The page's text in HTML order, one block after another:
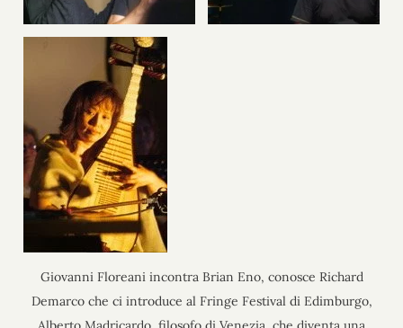
Giovanni Floreani incontra Brian Eno, conosce Richard
Demarco che ci introduce al Fringe Festival di Edimburgo,